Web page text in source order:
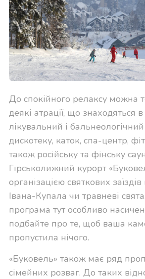
До спокійного релаксу можна
деякі атрації, що знаходяться
лікувальний і
дискотеку, каток, спа-центр,
також російську та фінську
Гірськолижний курорт
організацією святкових
Івана-Купала чи травневі
програма тут особливо
подбайте про те, щоб ваша
пропустила нічого.
«Буковель» також має ряд
сімейних розваг. До таких